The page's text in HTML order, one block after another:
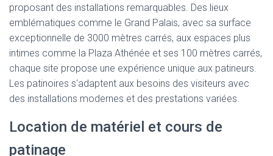
proposant des installations remarquables. Des lieux
emblématiques comme le Grand Palais, avec sa surface
exceptionnelle de 3000 mètres carrés, aux espaces plus
intimes comme la Plaza Athénée et ses 100 mètres carrés,
chaque site propose une expérience unique aux patineurs.
Les patinoires s'adaptent aux besoins des visiteurs avec
des installations modernes et des prestations variées.
Location de matériel et cours de
patinage